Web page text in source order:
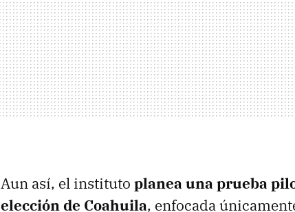
Aun así, el instituto planea una prueba
elección de Coahuila, enfocada